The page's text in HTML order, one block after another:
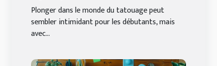
débutants en tatoueurs
experts
Plonger dans le monde du tatouage peut
sembler intimidant pour les débutants, mais
avec...